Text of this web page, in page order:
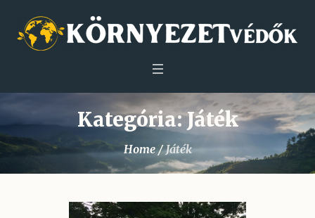
Kategória:Játék
Home /Játék